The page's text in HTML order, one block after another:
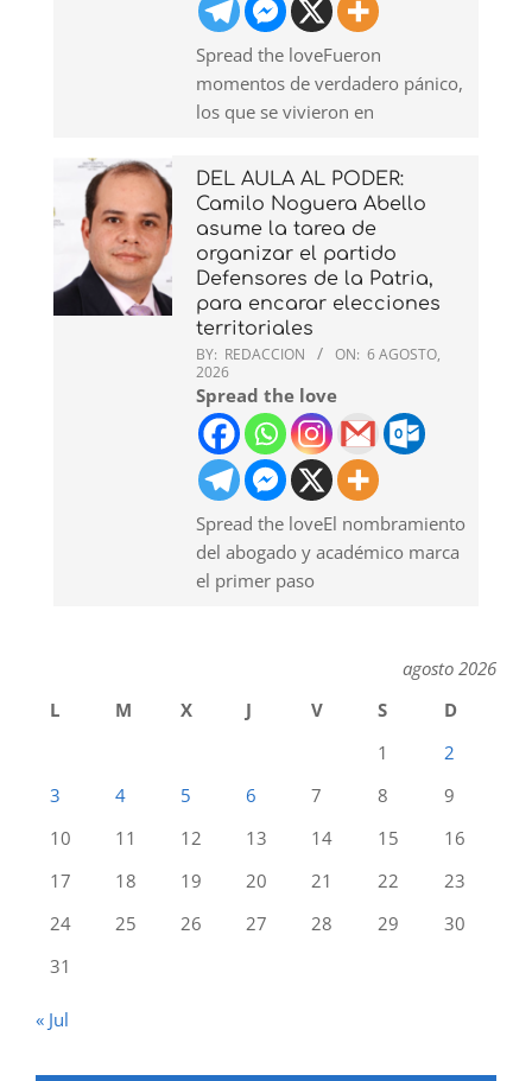
Spread the loveFueron
momentos de verdadero pánico,
los que se vivieron en
DEL AULA AL PODER:
Camilo Noguera Abello
asume la tarea de
organizar el partido
Defensores de la Patria,
para encarar elecciones
territoriales
BY: REDACCION ON: 6 AGOSTO,
2026
Spread the love
Spread the loveEl nombramiento
del abogado y académico marca
el primer paso
agosto 2026
L
M X J V S
D
1
2
3
4 5 6 7 8
9
10
11 12 13 14 15
16
17
18 19 20 21 22
23
24
25 26 27 28 29
30
31
« Jul